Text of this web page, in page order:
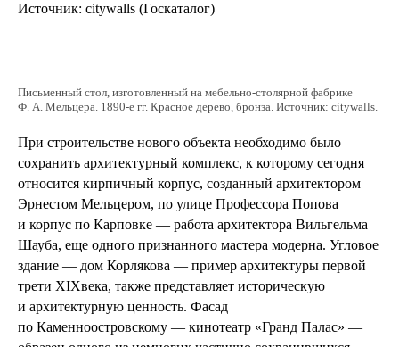
Источник: citywalls (Госкаталог)
Письменный стол, изготовленный на мебельно-столярной фабрике
Ф. А. Мельцера. 1890-е гг. Красное дерево, бронза. Источник: citywalls.
При строительстве нового объекта необходимо было
сохранить архитектурный комплекс, к которому сегодня
относится кирпичный корпус, созданный архитектором
Эрнестом Мельцером, по улице Профессора Попова
и корпус по Карповке — работа архитектора Вильгельма
Шауба, еще одного признанного мастера модерна. Угловое
здание — дом Корлякова — пример архитектуры первой
трети XIXвека, также представляет историческую
и архитектурную ценность. Фасад
по Каменноостровскому — кинотеатр «Гранд Палас» —